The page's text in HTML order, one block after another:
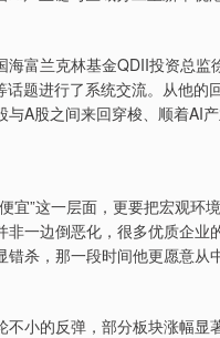
富兰克林基金QDII投资总监
题进行了系统交流。从他
A股之间来回穿梭、顺着AI
”这一层面，更要把宏观环
一边倒恶化，很多优质企
杀，那一段时间他更愿意
的反弹，部分板块涨幅显